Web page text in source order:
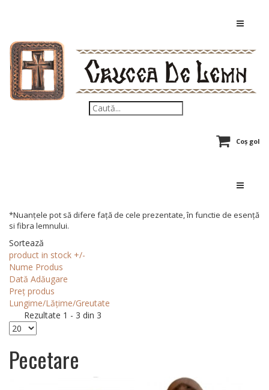
Coș gol
*Nuanțele pot să difere față de cele prezentate, în functie de esență
si fibra lemnului.
Sortează
product in stock +/-
Nume Produs
Dată Adăugare
Preț produs
Lungime/Lățime/Greutate
Rezultate 1 - 3 din 3
Pecetare